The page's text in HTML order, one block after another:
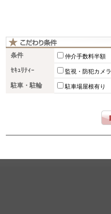
条件 仲介手数料半額
ｾｷｭﾘﾃｨｰ 監視・防犯カメラ
駐車・駐輪 駐車場屋根有り